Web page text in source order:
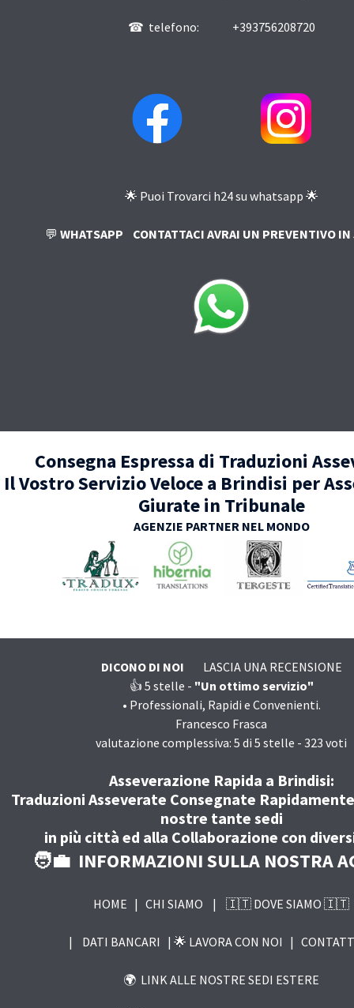
☎ telefono: +393756208720
🌟 Puoi Trovarci h24 su whatsapp 🌟
💬 WHATSAPP CONTATTACI AVRAI UN PREVENTIVO
Consegna Espressa di Traduzioni
Il Vostro Servizio Veloce a Brindisi per
Giurate in Tribunale
AGENZIE PARTNER NEL MONDO
DICONO DI NOI
LASCIA UNA RECENSIONE
👍 5 stelle - "Un ottimo servizio"
• Professionali, Rapidi e Convenienti.
Francesco Frasca
valutazione complessiva: 5 di 5 stelle - 323 voti
Asseverazione Rapida a Brindisi:
Traduzioni Asseverate Consegnate
nostre tante sedi
in più città ed alla Collaborazione con
🧑‍💼 INFORMAZIONI SULLA NOSTRA
HOME | CHI SIAMO | 🇮🇹 DOVE SIAMO 🇮🇹
| DATI BANCARI | 🌟 LAVORA CON NOI |
🌍 LINK ALLE NOSTRE SEDI ESTERE